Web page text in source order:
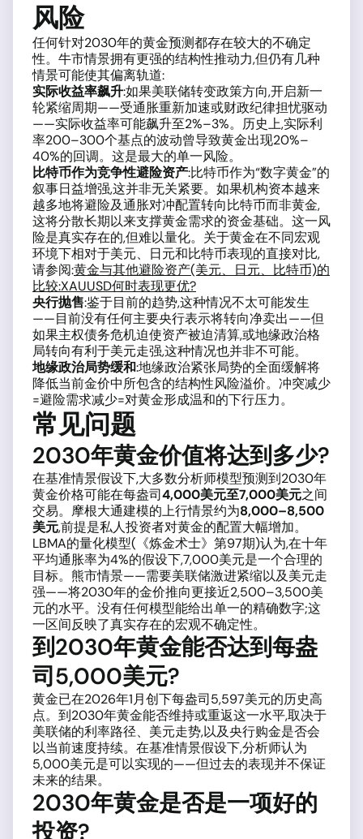
风险
任何针对2030年的黄金预测都存在较大的不确定
性。牛市情景拥有更强的结构性推动力,但仍有几种
情景可能使其偏离轨道:
实际收益率飙升:如果美联储转变政策方向,开启新一
轮紧缩周期——受通胀重新加速或财政纪律担忧驱动
——实际收益率可能飙升至2%–3%。历史上,实际利
率200–300个基点的波动曾导致黄金出现20%–
40%的回调。这是最大的单一风险。
比特币作为竞争性避险资产:比特币作为“数字黄金”的
叙事日益增强,这并非无关紧要。如果机构资本越来
越多地将避险及通胀对冲配置转向比特币而非黄金,
这将分散长期以来支撑黄金需求的资金基础。这一风
险是真实存在的,但难以量化。关于黄金在不同宏观
环境下相对于美元、日元和比特币表现的直接对比,
请参阅:黄金与其他避险资产(美元、日元、比特币)的
比较:XAUUSD何时表现更优?
央行抛售:鉴于目前的趋势,这种情况不太可能发生
——目前没有任何主要央行表示将转向净卖出——但
如果主权债务危机迫使资产被迫清算,或地缘政治格
局转向有利于美元走强,这种情况也并非不可能。
地缘政治局势缓和:地缘政治紧张局势的全面缓解将
降低当前金价中所包含的结构性风险溢价。冲突减少
=避险需求减少=对黄金形成温和的下行压力。
常见问题
2030年黄金价值将达到多少?
在基准情景假设下,大多数分析师模型预测到2030年
黄金价格可能在每盎司4,000美元至7,000美元之间
交易。摩根大通建模的上行情景约为8,000–8,500
美元,前提是私人投资者对黄金的配置大幅增加。
LBMA的量化模型(《炼金术士》第97期)认为,在十年
平均通胀率为4%的假设下,7,000美元是一个合理的
目标。熊市情景——需要美联储激进紧缩以及美元走
强——将2030年的金价推向更接近2,500–3,500美
元的水平。没有任何模型能给出单一的精确数字;这
一区间反映了真实存在的宏观不确定性。
到2030年黄金能否达到每盎
司5,000美元?
黄金已在2026年1月创下每盎司5,597美元的历史高
点。到2030年黄金能否维持或重返这一水平,取决于
美联储的利率路径、美元走势,以及央行购金是否会
以当前速度持续。在基准情景假设下,分析师认为
5,000美元是可以实现的——但过去的表现并不保证
未来的结果。
2030年黄金是否是一项好的
投资?